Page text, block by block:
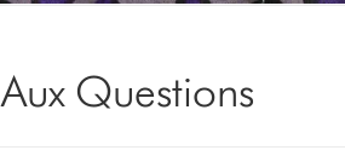
Questions